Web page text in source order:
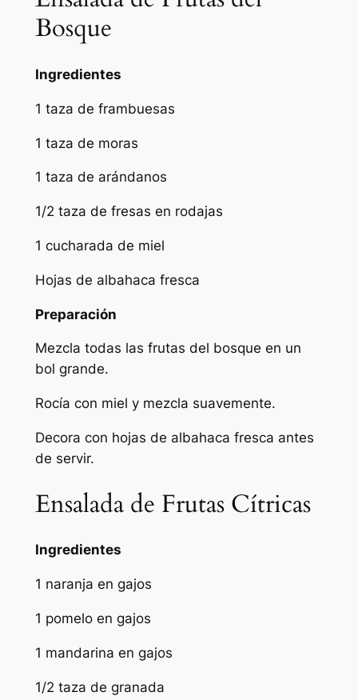
Bosque
Ingredientes
1 taza de frambuesas
1 taza de moras
1 taza de arándanos
1/2 taza de fresas en rodajas
1 cucharada de miel
Hojas de albahaca fresca
Preparación
Mezcla todas las frutas del bosque en un
bol grande.
Rocía con miel y mezcla suavemente.
Decora con hojas de albahaca fresca antes
de servir.
Ensalada de Frutas Cítricas
Ingredientes
1 naranja en gajos
1 pomelo en gajos
1 mandarina en gajos
1/2 taza de granada